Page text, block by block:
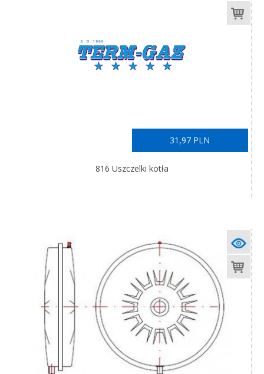
31,97 PLN
816 Uszczelki kotła